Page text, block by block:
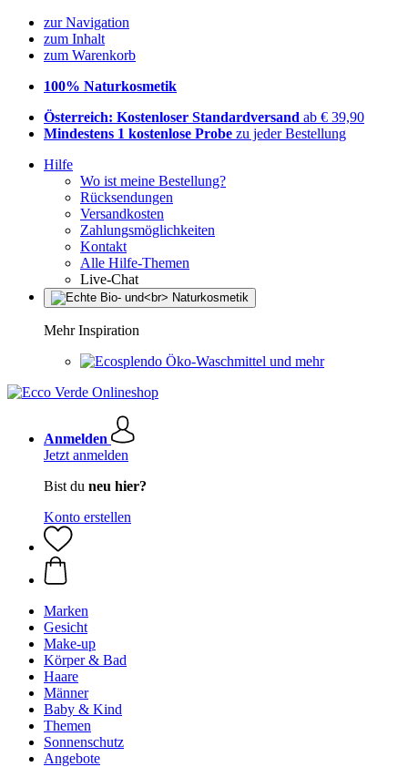
zur Navigation
zum Inhalt
zum Warenkorb
100% Naturkosmetik
Österreich: Kostenloser Standardversand ab € 39,90
Mindestens 1 kostenlose Probe zu jeder Bestellung
Hilfe
Wo ist meine Bestellung?
Rücksendungen
Versandkosten
Zahlungsmöglichkeiten
Kontakt
Alle Hilfe-Themen
Live-Chat
Mehr Inspiration
Öko-Waschmittel und mehr
Anmelden
Jetzt anmelden
Bist du neu hier?
Konto erstellen
Marken
Gesicht
Make-up
Körper & Bad
Haare
Männer
Baby & Kind
Themen
Sonnenschutz
Angebote